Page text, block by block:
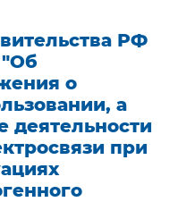
РФ
"Об
о
а
деятельности
при